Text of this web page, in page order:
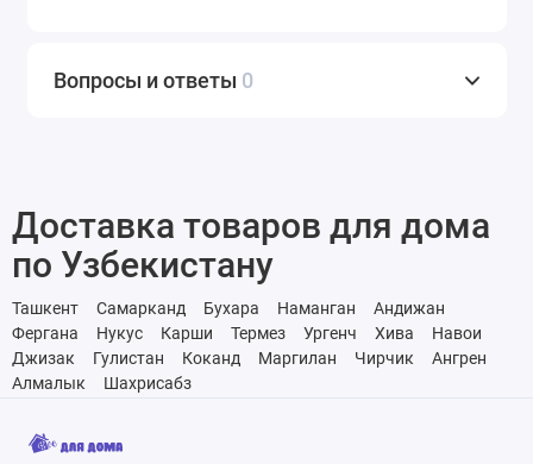
Вопросы и ответы 0
Доставка товаров для дома
по Узбекистану
Ташкент Самарканд Бухара Наманган
Андижан
Фергана
Нукус Карши Термез Ургенч Хива
Навои
Джизак
Гулистан Коканд Маргилан Чирчик
Ангрен
Алмалык
Шахрисабз